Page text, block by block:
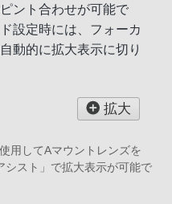
ント合わせが可能で
設定時には、フォーカ
動的に拡大表示に切り
拡大
用してAマウントレンズを
シスト」で拡大表示が可能で